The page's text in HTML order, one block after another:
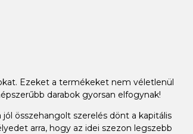
Ezeket a termékeket nem véletlenül
darabok gyorsan elfogynak!
összehangolt szerelés dönt a kapitális
arra, hogy az idei szezon legszebb